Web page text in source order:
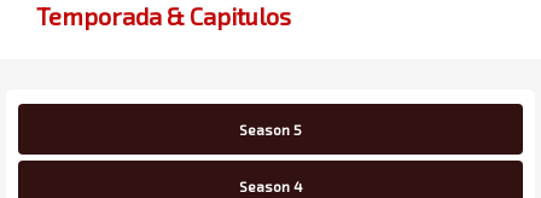
Temporada & Capitulos
Season 5
Season 4